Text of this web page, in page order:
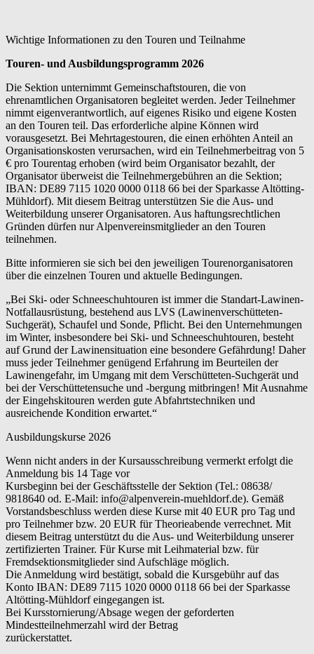
Wichtige Informationen zu den Touren und Teilnahme
Touren- und Ausbildungsprogramm 2026
Die Sektion unternimmt Gemeinschaftstouren, die von
ehrenamtlichen Organisatoren begleitet werden. Jeder Teilnehmer
nimmt eigenverantwortlich, auf eigenes Risiko und eigene Kosten
an den Touren teil. Das erforderliche alpine Können wird
vorausgesetzt. Bei Mehrtagestouren, die einen erhöhten Anteil an
Organisationskosten verursachen, wird ein Teilnehmerbeitrag von 5
€ pro Tourentag erhoben (wird beim Organisator bezahlt, der
Organisator überweist die Teilnehmergebühren an die Sektion;
IBAN: DE89 7115 1020 0000 0118 66 bei der Sparkasse Altötting-
Mühldorf). Mit diesem Beitrag unterstützen Sie die Aus- und
Weiterbildung unserer Organisatoren. Aus haftungsrechtlichen
Gründen dürfen nur Alpenvereinsmitglieder an den Touren
teilnehmen.
Bitte informieren sie sich bei den jeweiligen Tourenorganisatoren
über die einzelnen Touren und aktuelle Bedingungen.
„Bei Ski- oder Schneeschuhtouren ist immer die Standart-Lawinen-
Notfallausrüstung, bestehend aus LVS (Lawinenverschütteten-
Suchgerät), Schaufel und Sonde, Pflicht. Bei den Unternehmungen
im Winter, insbesondere bei Ski- und Schneeschuhtouren, besteht
auf Grund der Lawinensituation eine besondere Gefährdung! Daher
muss jeder Teilnehmer genügend Erfahrung im Beurteilen der
Lawinengefahr, im Umgang mit dem Verschütteten-Suchgerät und
bei der Verschüttetensuche und -bergung mitbringen! Mit Ausnahme
der Eingehskitouren werden gute Abfahrtstechniken und
ausreichende Kondition erwartet.“
Ausbildungskurse 2026
Wenn nicht anders in der Kursausschreibung vermerkt erfolgt die
Anmeldung bis 14 Tage vor
Kursbeginn bei der Geschäftsstelle der Sektion (Tel.: 08638/
9818640 od. E-Mail: info@alpenverein-muehldorf.de). Gemäß
Vorstandsbeschluss werden diese Kurse mit 40 EUR pro Tag und
pro Teilnehmer bzw. 20 EUR für Theorieabende verrechnet. Mit
diesem Beitrag unterstützt du die Aus- und Weiterbildung unserer
zertifizierten Trainer. Für Kurse mit Leihmaterial bzw. für
Fremdsektionsmitglieder sind Aufschläge möglich.
Die Anmeldung wird bestätigt, sobald die Kursgebühr auf das
Konto IBAN: DE89 7115 1020 0000 0118 66 bei der Sparkasse
Altötting-Mühldorf eingegangen ist.
Bei Kursstornierung/Absage wegen der geforderten
Mindestteilnehmerzahl wird der Betrag
zurückerstattet.